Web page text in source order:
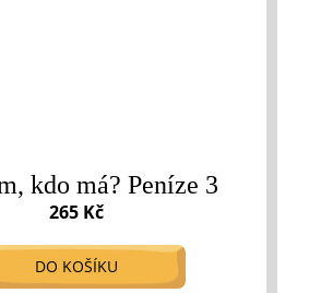
kdo má? Peníze 3
265 Kč
DO KOŠÍKU